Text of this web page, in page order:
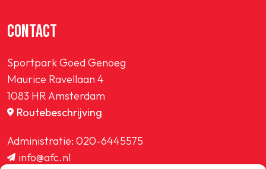
CONTACT
Sportpark Goed Genoeg
Maurice Ravellaan 4
1083 HR Amsterdam
Routebeschrijving
Administratie: 020-6445575
info@afc.nl